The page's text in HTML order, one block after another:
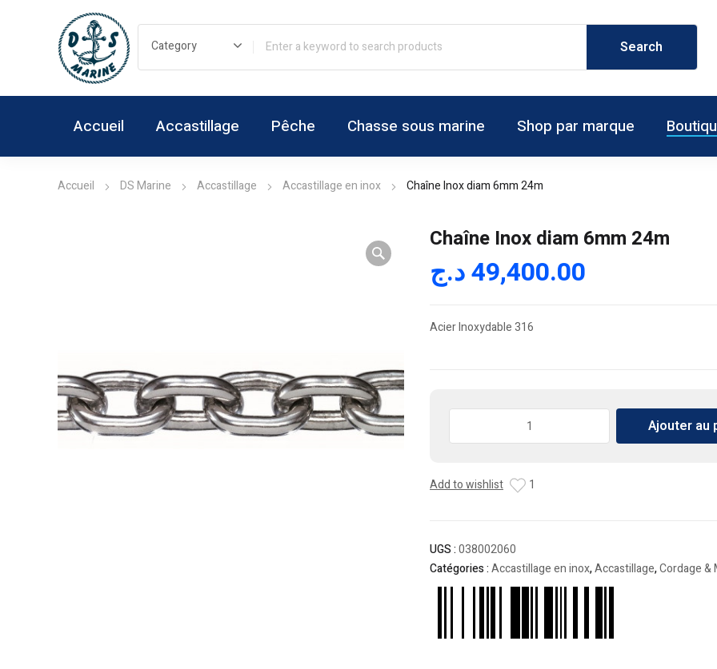
Accueil Accastillage Pêche Chasse sous marine Shop par marque
Accueil DS Marine Accastillage Accastillage en inox Chaîne Inox diam 6mm 24m
Chaîne Inox diam 6mm 24m
49,400.00د.ج
Acier Inoxydable 316
diam
Ajouter au
Add to wishlist 1
UGS :038002060
Catégories :Accastillage en inox,Accastillage,Cordage &